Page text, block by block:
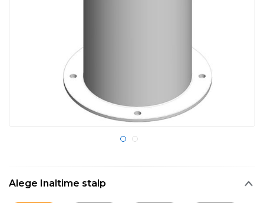
Alege Inaltime stalp